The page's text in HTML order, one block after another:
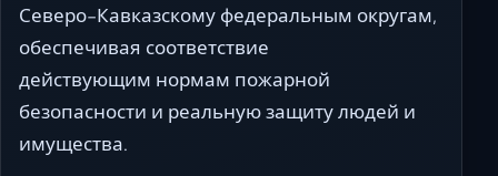
Северо-Кавказскому федеральным округам,
обеспечивая соответствие
действующим нормам пожарной
безопасности и реальную защиту людей и
имущества.